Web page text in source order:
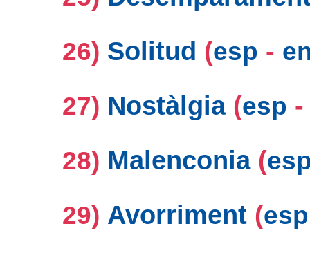
26) Solitud (esp -
27) Nostàlgia (esp
28) Malenconia (
29) Avorriment (esp